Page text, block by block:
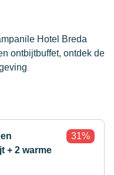
Hotel Breda
ontbijtbuffet, ontdek de
+ 2 warme
31%